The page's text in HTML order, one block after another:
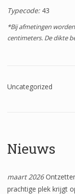
Bloemmotieven
Boordglazen
Onbeschilderd
Publicaties
Literatuurlijst
Nieuws
maart 2026
prachtige plek krijgt
Typecode:43
*Bij afmetingen
centimeters. De dikte
Uncategorized